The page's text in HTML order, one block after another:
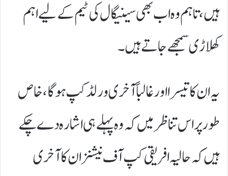
ہیں، تاہم وہ اب بھی سینیگال کی ٹیم کے لیے اہم
کھلاڑی سمجھے جاتے ہیں۔
یہ ان کا تیسرا اور غالباً آخری ورلڈ کپ ہوگا، خاص
طور پر اس تناظر میں کہ وہ پہلے ہی اشارہ دے چکے
ہیں کہ حالیہ افریقی کپ آف نیشنز ان کا آخری